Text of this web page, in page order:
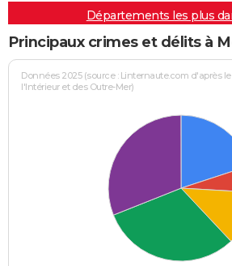
Départements les plus
Principaux crimes et délits à
Données 2025 (source : Linternaute.com d'après
l'Intérieur et des Outre-Mer)